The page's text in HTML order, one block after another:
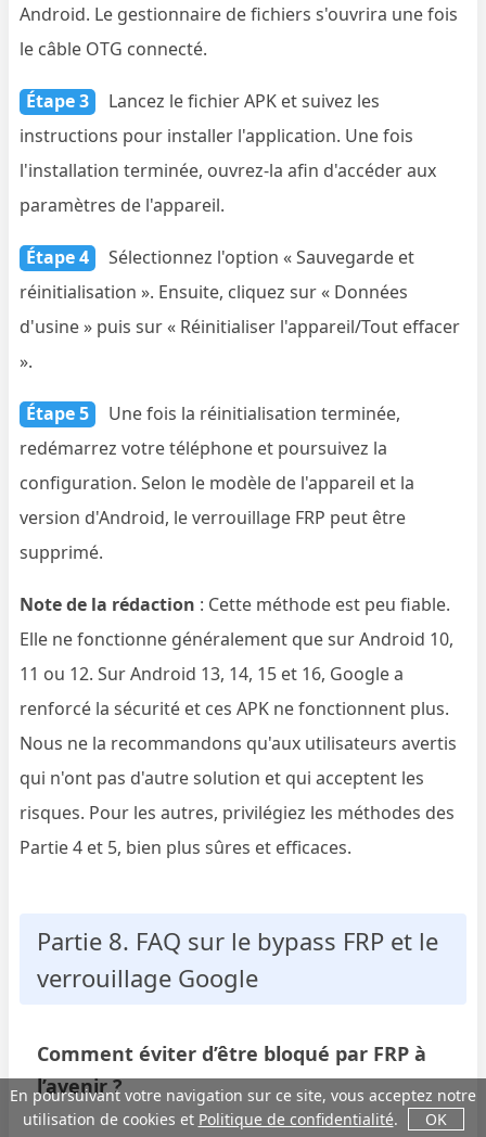
Android. Le gestionnaire de fichiers s'ouvrira une fois
le câble OTG connecté.
Étape 3
Lancez le fichier APK et suivez les
instructions pour installer l'application. Une fois
l'installation terminée, ouvrez-la afin d'accéder aux
paramètres de l'appareil.
Étape 4
Sélectionnez l'option « Sauvegarde et
réinitialisation ». Ensuite, cliquez sur « Données
d'usine » puis sur « Réinitialiser l'appareil/Tout effacer
».
Étape 5
Une fois la réinitialisation terminée,
redémarrez votre téléphone et poursuivez la
configuration. Selon le modèle de l'appareil et la
version d'Android, le verrouillage FRP peut être
supprimé.
Note de la rédaction : Cette méthode est peu fiable.
Elle ne fonctionne généralement que sur Android 10,
11 ou 12. Sur Android 13, 14, 15 et 16, Google a
renforcé la sécurité et ces APK ne fonctionnent plus.
Nous ne la recommandons qu'aux utilisateurs avertis
qui n'ont pas d'autre solution et qui acceptent les
risques. Pour les autres, privilégiez les méthodes des
Partie 4 et 5, bien plus sûres et efficaces.
Partie 8. FAQ sur le bypass FRP et le
verrouillage Google
Comment éviter d’être bloqué par FRP à
l’avenir ?
En poursuivant votre navigation sur ce site, vous acceptez notre
utilisation de cookies et Politique de confidentialité. OK